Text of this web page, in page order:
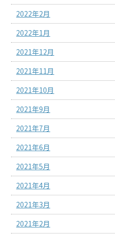
2022年2月
2022年1月
2021年12月
2021年11月
2021年10月
2021年9月
2021年7月
2021年6月
2021年5月
2021年4月
2021年3月
2021年2月